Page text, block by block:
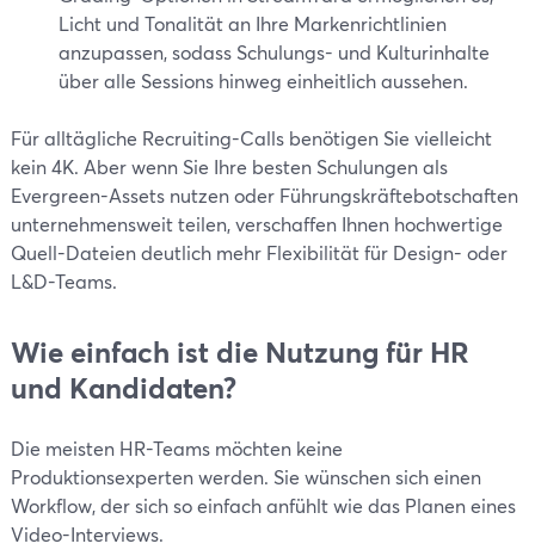
Licht und Tonalität an Ihre Markenrichtlinien
anzupassen, sodass Schulungs- und Kulturinhalte
über alle Sessions hinweg einheitlich aussehen.
Für alltägliche Recruiting-Calls benötigen Sie vielleicht
kein 4K. Aber wenn Sie Ihre besten Schulungen als
Evergreen-Assets nutzen oder Führungskräftebotschaften
unternehmensweit teilen, verschaffen Ihnen hochwertige
Quell-Dateien deutlich mehr Flexibilität für Design- oder
L&D-Teams.
Wie einfach ist die Nutzung für HR
und Kandidaten?
Die meisten HR-Teams möchten keine
Produktionsexperten werden. Sie wünschen sich einen
Workflow, der sich so einfach anfühlt wie das Planen eines
Video-Interviews.